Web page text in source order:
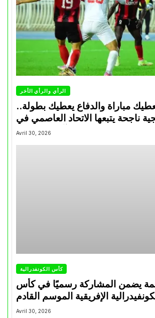
الرأي والرأي الأخر
مباراة والدفاع يعطيك بطولة..
ناجحة يتبعها الاتحاد العاصمي في
تتويجاته آخر السنوات
Avril 30, 2026
كأس الكونفدرالية
يضمن المشاركة رسميًا في كأس
Avril 30, 2026